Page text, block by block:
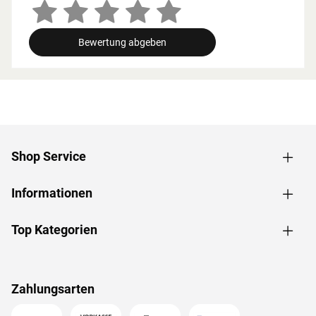
Zusammenhang müssen die Mindestraumhöhe und -
breite beachtet werden.
Grundausstattung
das Sauna-Erlebnis besonders bequem. Folgende
Saunabänke werden mitgeliefert: 2 Liegen, jeweils ca. 57
Fronteinstieg: Die klassische Einstiegsart ist besonders
Einstieg von vorne ein geräumiges und atmosphärisches
Ankommen im Inneren der Sauna.
sowohl in der rechten als auch in der linken Ecke des
Bewertung abgeben
Shop Service
Informationen
Top Kategorien
Zahlungsarten